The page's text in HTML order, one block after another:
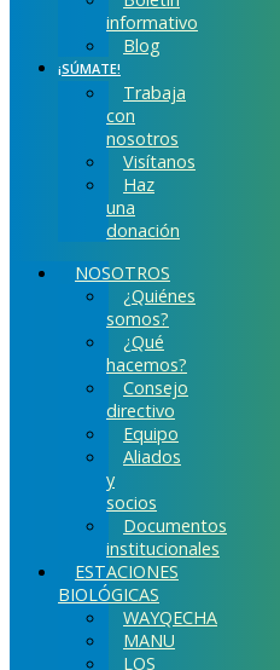
informativo
Blog
¡SÚMATE!
Trabaja
con
nosotros
Visítanos
Haz
una
donación
NOSOTROS
¿Quiénes
somos?
¿Qué
hacemos?
Consejo
directivo
Equipo
Aliados
y
socios
Documentos
institucionales
ESTACIONES
BIOLÓGICAS
WAYQECHA
MANU
LOS